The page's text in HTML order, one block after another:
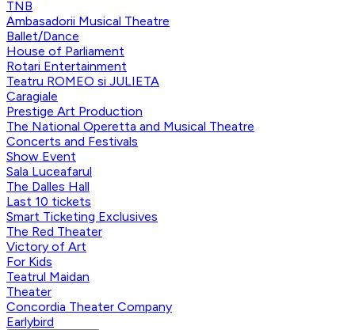
TNB
Ambasadorii Musical Theatre
Ballet/Dance
House of Parliament
Rotari Entertainment
Teatru ROMEO si JULIETA
Caragiale
Prestige Art Production
The National Operetta and Musical Theatre
Concerts and Festivals
Show Event
Sala Luceafarul
The Dalles Hall
Last 10 tickets
Smart Ticketing Exclusives
The Red Theater
Victory of Art
For Kids
Teatrul Maidan
Theater
Concordia Theater Company
Earlybird